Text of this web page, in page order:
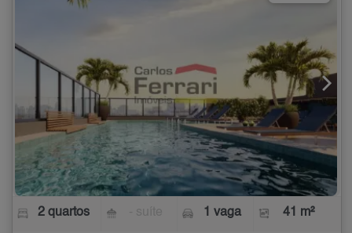
2 quartos 1 vaga 41 m²